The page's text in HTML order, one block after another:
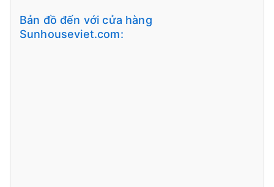
Bản đồ đến với cửa hàng
Sunhouseviet.com: